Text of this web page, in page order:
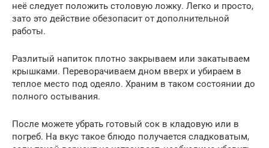
неё следует положить столовую ложку. Легко и просто,
зато это действие обезопасит от дополнительной
работы.
Разлитый напиток плотно закрываем или закатываем
крышками. Переворачиваем дном вверх и убираем в
теплое место под одеяло. Храним в таком состоянии до
полного остывания.
После можете убрать готовый сок в кладовую или в
погреб. На вкус такое блюдо получается сладковатым,